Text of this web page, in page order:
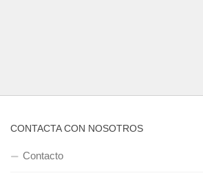
CONTACTA CON NOSOTROS
Contacto